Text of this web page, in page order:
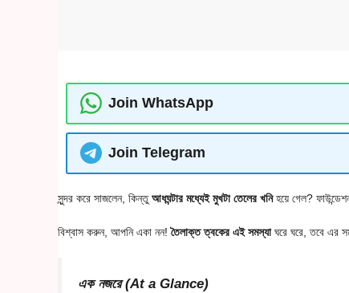
Join WhatsApp
Join Telegram
সুন্দর করে সাজলেন, কিন্তুআধঘন্টার মধ্যেই মুখটা তেলের খনিহয়ে গেল?
বিশ্বাস করুন, আপনি একা নন!তৈলাক্ত ত্বকের এই সমস্যাঘরে ঘরে, তবে এর
এক নজরে (At a Glance)